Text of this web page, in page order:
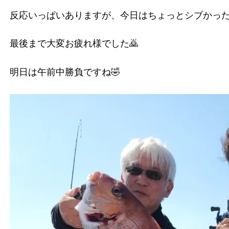
反応いっぱいありますが、今日はちょっとシブかっ
最後まで大変お疲れ様でした🙇
明日は午前中勝負ですね🤣